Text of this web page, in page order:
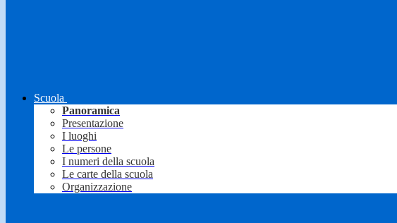
Scuola
Panoramica
Presentazione
I luoghi
Le persone
I numeri della scuola
Le carte della scuola
Organizzazione